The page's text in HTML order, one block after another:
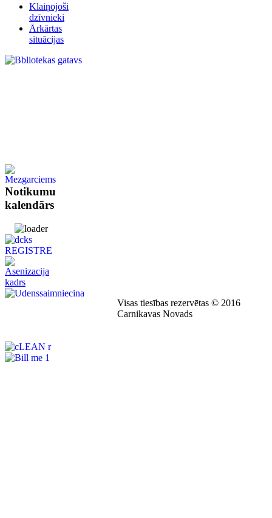
Klaiņojoši
dzīvnieki
Ārkārtas
situācijas
Notikumu
kalendārs
Visas tiesības rezervētas © 2016
Carnikavas Novads